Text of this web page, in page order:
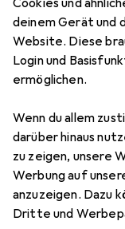
Cookies und
deinem Gerät und
Website. Diese
Login und
ermöglichen.
Wenn du allem
darüber hinaus
zu zeigen, unsere
Werbung auf
anzuzeigen. Dazu
Dritte und
Pampers
Preis in EUR inkl.
EUR
29,87
322
Bewertungen